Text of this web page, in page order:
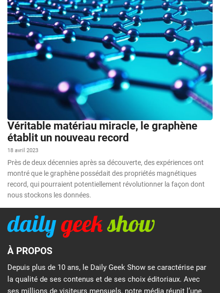
Véritable matériau miracle, le graphène
établit un nouveau record
18 avril 2023
Près de deux décennies après sa découverte, des expériences ont
montré que le graphène possédait des propriétés magnétiques
record, qui pourraient potentiellement révolutionner la façon dont
nous stockons les données.
À PROPOS
Depuis plus de 10 ans, le Daily Geek Show se caractérise par
la qualité de ses contenus et de ses choix éditoriaux. Avec
ses millions de visiteurs mensuels, notre média réunit l’une